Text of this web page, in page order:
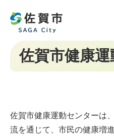
佐賀市健康
佐賀市健康運動センターは
流を通じて、市民の健康増